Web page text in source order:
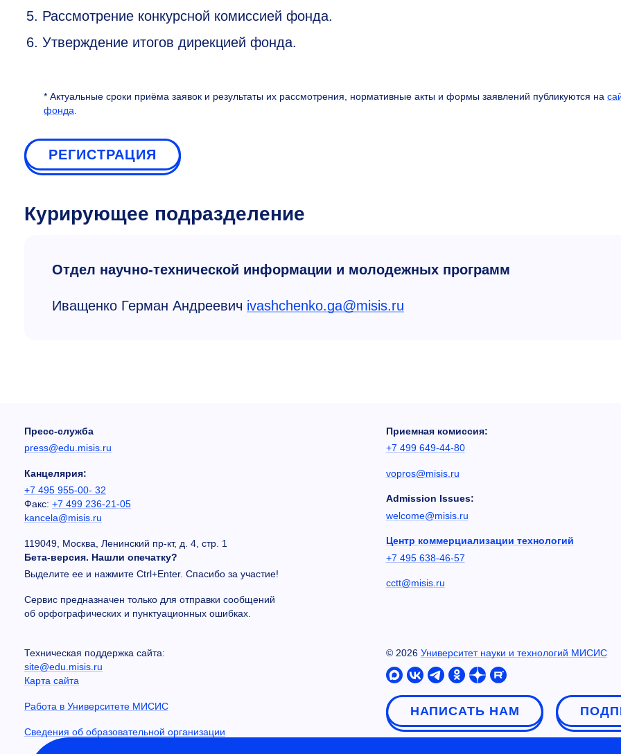
Рассмотрение конкурсной комиссией фонда.
Утверждение итогов дирекцией фонда.
* Актуальные сроки приёма заявок и результаты их рассмотрения, нормативные акты и формы заявлений публикуются на
фонда
РЕГИСТРАЦИЯ
Курирующее подразделение
Отдел научно-технической информации и молодежных программ
Иващенко Герман Андреевич ivashchenko.ga@misis.ru
Пресс-служба
press@edu.misis.ru
Канцелярия:
+7 495 955-00- 32
Факс: +7 499 236-21-05
kancela@misis.ru
119049, Москва, Ленинский пр-кт, д. 4, стр. 1
Бета-версия. Нашли опечатку?
Выделите ее и нажмите Ctrl+Enter. Спасибо за участие!
Сервис предназначен только для отправки сообщений
об орфографических и пунктуационных ошибках.
Приемная комиссия:
+7 499 649-44-80
vopros@misis.ru
Admission Issues:
welcome@misis.ru
Центр коммерциализации технологий
+7 495 638-46-57
cctt@misis.ru
Техническая поддержка сайта:
site@edu.misis.ru
Карта сайта
Работа в Университете МИСИС
Сведения об образовательной организации
© 2026 Университет науки и технологий МИСИС
НАПИСАТЬ НАМ